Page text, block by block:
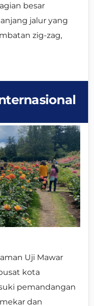
besar
jalur yang
zig-zag,
Uji Mawar
kota
pemandangan
dan